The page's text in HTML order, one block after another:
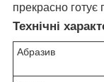
прекрасно
Технічні
Абразив